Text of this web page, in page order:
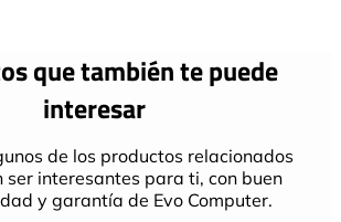
que también te puede
interesar
de los productos relacionados
ser interesantes para ti, con buen
y garantía de Evo Computer.